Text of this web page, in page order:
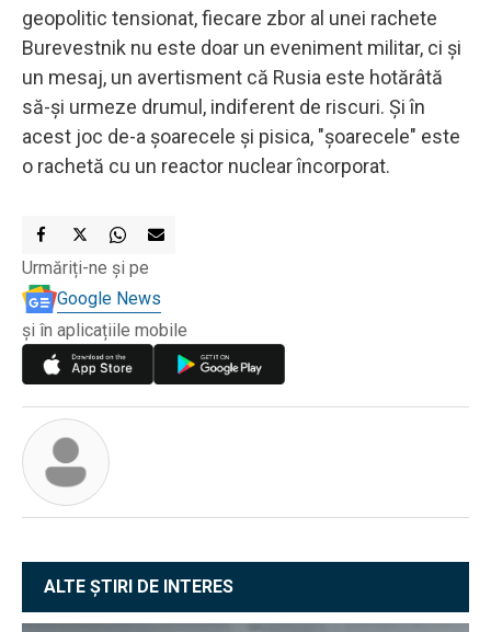
geopolitic tensionat, fiecare zbor al unei rachete
Burevestnik nu este doar un eveniment militar, ci și
un mesaj, un avertisment că Rusia este hotărâtă
să-și urmeze drumul, indiferent de riscuri. Și în
acest joc de-a șoarecele și pisica, "șoarecele" este
o rachetă cu un reactor nuclear încorporat.
Urmăriți-ne și pe
Google News
și în aplicațiile mobile
ALTE ȘTIRI DE INTERES